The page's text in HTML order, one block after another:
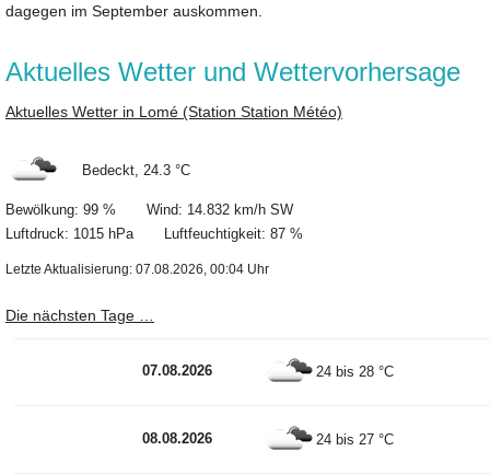
dagegen im September auskommen.
Aktuelles Wetter und Wettervorhersage
Aktuelles Wetter in Lomé (Station Station Météo)
Bedeckt, 24.3 °C
Bewölkung: 99 % Wind: 14.832 km/h SW
Luftdruck: 1015 hPa Luftfeuchtigkeit: 87 %
Letzte Aktualisierung: 07.08.2026, 00:04 Uhr
Die nächsten Tage …
07.08.2026 24 bis 28 °C
08.08.2026 24 bis 27 °C